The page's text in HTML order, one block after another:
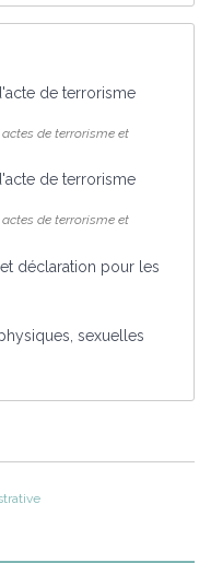
de terrorisme
de terrorisme et
de terrorisme
de terrorisme et
déclaration pour les
sexuelles